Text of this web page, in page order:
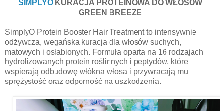
SIMPLYOKURACJA PROTEINOWA DO WŁOSÓW
GREEN BREEZE
SimplyO Protein Booster Hair Treatment to intensywnie
odżywcza, wegańska kuracja dla włosów suchych,
matowych i osłabionych. Formuła oparta na 16 rodzajach
hydrolizowanych protein roślinnych i peptydów, które
wspierają odbudowę włókna włosa i przywracają mu
sprężystość oraz odporność na uszkodzenia.